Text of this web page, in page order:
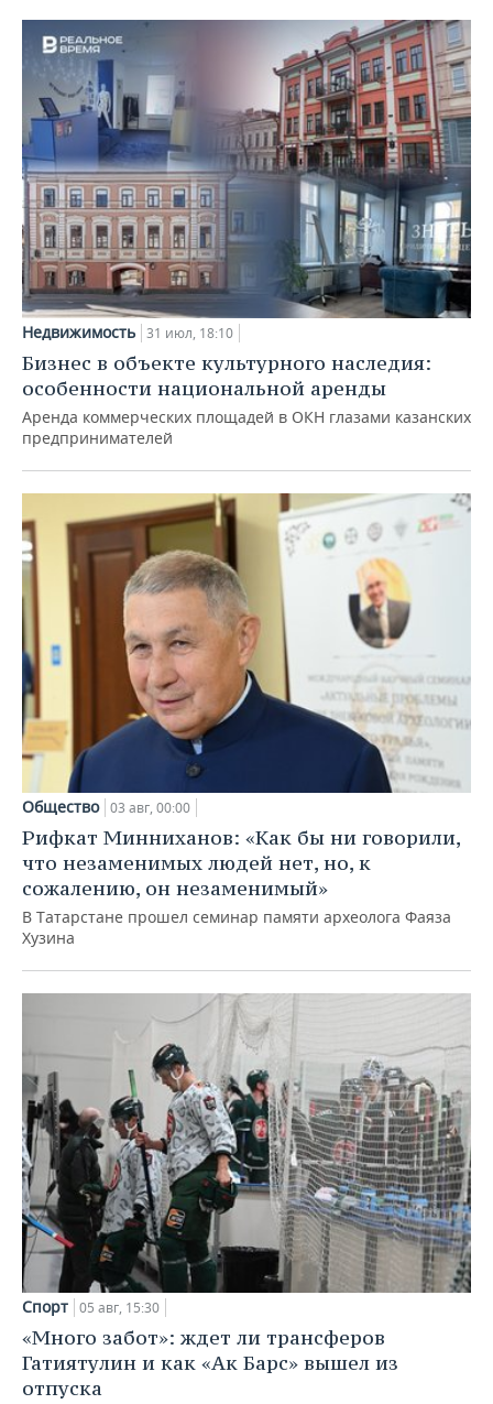
Недвижимость 31 июл, 18:10
Бизнес в объекте культурного наследия:
особенности национальной аренды
Аренда коммерческих площадей в ОКН глазами казанских
предпринимателей
Общество 03 авг, 00:00
Рифкат Минниханов: «Как бы ни говорили,
что незаменимых людей нет, но, к
сожалению, он незаменимый»
В Татарстане прошел семинар памяти археолога Фаяза
Хузина
Спорт 05 авг, 15:30
«Много забот»: ждет ли трансферов
Гатиятулин и как «Ак Барс» вышел из
отпуска